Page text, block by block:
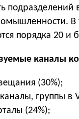
В
порядка 20 и
каналы
(30%);
группы в
(24%);